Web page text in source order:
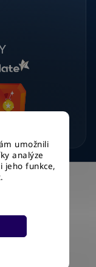
umožnili
analýze
jeho funkce,
vyhrazena.